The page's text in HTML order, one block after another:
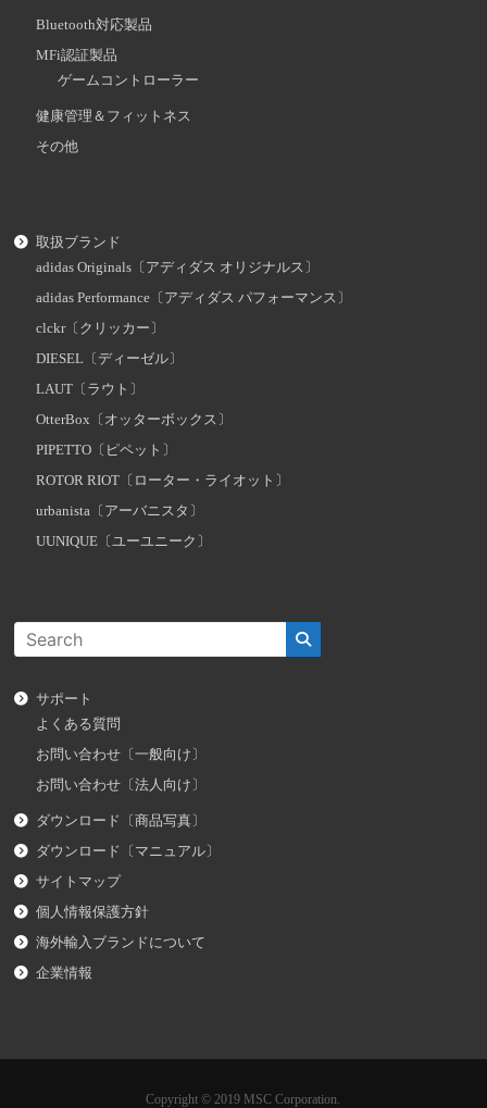
Bluetooth対応製品
MFi認証製品
ゲームコントローラー
健康管理＆フィットネス
その他
取扱ブランド
adidas Originals〔アディダス オリジナルス〕
adidas Performance〔アディダス パフォーマンス〕
clckr〔クリッカー〕
DIESEL〔ディーゼル〕
LAUT〔ラウト〕
OtterBox〔オッターボックス〕
PIPETTO〔ピペット〕
ROTOR RIOT〔ローター・ライオット〕
urbanista〔アーバニスタ〕
UUNIQUE〔ユーユニーク〕
サポート
よくある質問
お問い合わせ〔一般向け〕
お問い合わせ〔法人向け〕
ダウンロード〔商品写真〕
ダウンロード〔マニュアル〕
サイトマップ
個人情報保護方針
海外輸入ブランドについて
企業情報
Copyright © 2019 MSC Corporation.